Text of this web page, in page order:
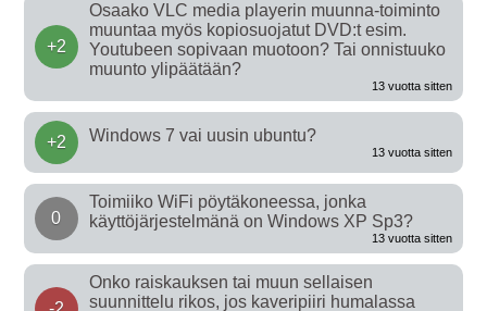
+2
Osaako VLC media playerin muunna-toiminto
muuntaa myös kopiosuojatut DVD:t esim.
Youtubeen sopivaan muotoon? Tai onnistuuko
muunto ylipäätään?
13 vuotta sitten
+2 Windows 7 vai uusin ubuntu?
13 vuotta sitten
0
Toimiiko WiFi pöytäkoneessa, jonka
käyttöjärjestelmänä on Windows XP Sp3?
13 vuotta sitten
Onko raiskauksen tai muun sellaisen
suunnittelu rikos, jos kaveripiiri humalassa